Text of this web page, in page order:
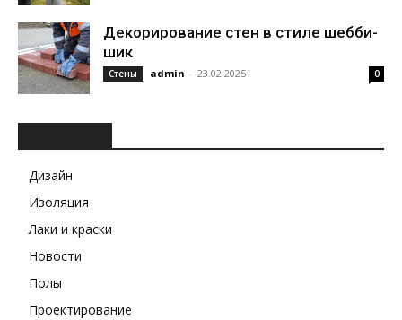
Декорирование стен в стиле шебби-
шик
Стены admin - 23.02.2025 0
Дизайн
Изоляция
Лаки и краски
Новости
Полы
Проектирование